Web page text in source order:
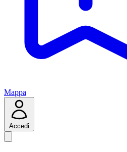
Mappa
Accedi